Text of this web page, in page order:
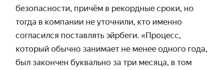
безопасности, причём в рекордные сроки, но
тогда в компании не уточнили, кто именно
согласился поставлять эйрбеги. «Процесс,
который обычно занимает не менее одного года,
был закончен буквально за три месяца, в том